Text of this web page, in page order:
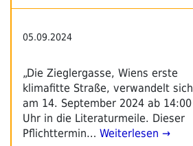
05.09.2024
„Die Zieglergasse, Wiens erste
klimafitte Straße, verwandelt sich
am 14. September 2024 ab 14:00
Uhr in die Literaturmeile. Dieser
Pflichttermin… Weiterlesen →